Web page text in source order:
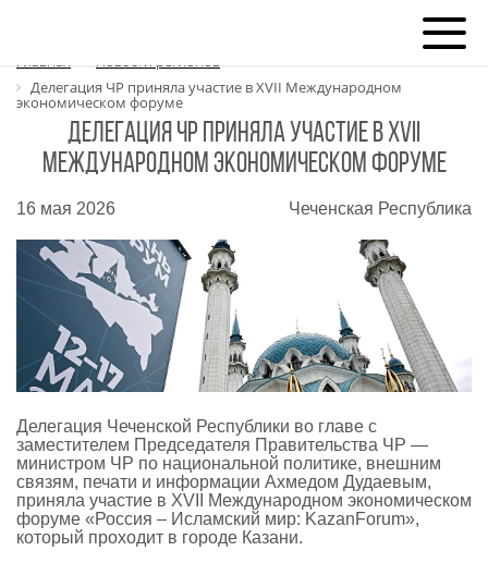
Главная
Новости регионов
Делегация ЧР приняла участие в XVII Международном
экономическом форуме
Делегация ЧР приняла участие в XVII
Международном экономическом форуме
16 мая 2026 Чеченская Республика
Делегация Чеченской Республики во главе с
заместителем Председателя Правительства ЧР —
министром ЧР по национальной политике, внешним
связям, печати и информации Ахмедом Дудаевым,
приняла участие в XVII Международном экономическом
форуме «Россия – Исламский мир: KazanForum»,
который проходит в городе Казани.